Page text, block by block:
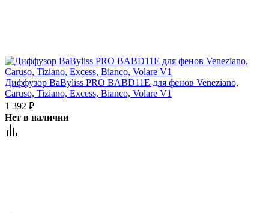
Диффузор BaByliss PRO BABD11E для фенов Veneziano,
Caruso, Tiziano, Excess, Bianco, Volare V1
1 392 ₽
Нет в наличии